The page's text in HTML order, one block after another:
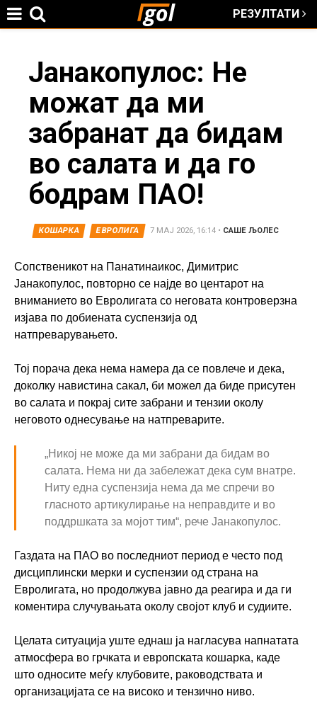
РЕЗУЛТАТИ
here
Јанакопулос: Не
можат да ми
забранат да бидам
во салата и да го
бодрам ПАО!
КОШАРКА ЕВРОЛИГА 7 МАЈ 2026, 16:14 • САШЕ ЉОЛЕС
Сопственикот на Панатинаикос, Димитрис
Јанакопулос, повторно се најде во центарот на
вниманието во Евролигата со неговата контроверзна
изјава по добиената суспензија од
натпреварувањето.
Тој порача дека нема намера да се повлече и дека,
доколку навистина сакал, би можел да биде присутен
во салата и покрај сите забрани и тензии околу
неговото однесување на натпреварите.
„Никој не може да ми забрани да бидам во
салата. Нема ни да забележат дека сум внатре.
Ниту една суспензија нема да ме спречи во
гласното артикулирање на неправдите и во
поддршката за мојот тим“, рече Јанакопулос.
Газдата на ПАО во последниот период е често под
дисциплински мерки и суспензии од страна на
Евролигата, но продолжува јавно да реагира и да ги
коментира случувањата околу својот клуб и судиите.
Целата ситуација уште еднаш ја нагласува напнатата
атмосфера во грчката и европската кошарка, каде
што односите меѓу клубовите, раководствата и
организацијата се на високо и тензично ниво.